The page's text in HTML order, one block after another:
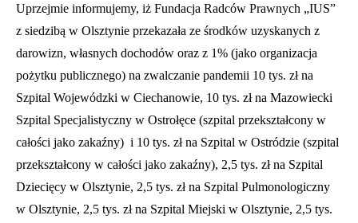
Uprzejmie informujemy, iż Fundacja Radców Prawnych „IUS”
z siedzibą w Olsztynie przekazała ze środków uzyskanych z
darowizn, własnych dochodów oraz z 1% (jako organizacja
pożytku publicznego) na zwalczanie pandemii 10 tys. zł na
Szpital Wojewódzki w Ciechanowie, 10 tys. zł na Mazowiecki
Szpital Specjalistyczny w Ostrołęce (szpital przekształcony w
całości jako zakaźny) i 10 tys. zł na Szpital w Ostródzie (szpital
przekształcony w całości jako zakaźny), 2,5 tys. zł na Szpital
Dziecięcy w Olsztynie, 2,5 tys. zł na Szpital Pulmonologiczny
w Olsztynie, 2,5 tys. zł na Szpital Miejski w Olsztynie, 2,5 tys.